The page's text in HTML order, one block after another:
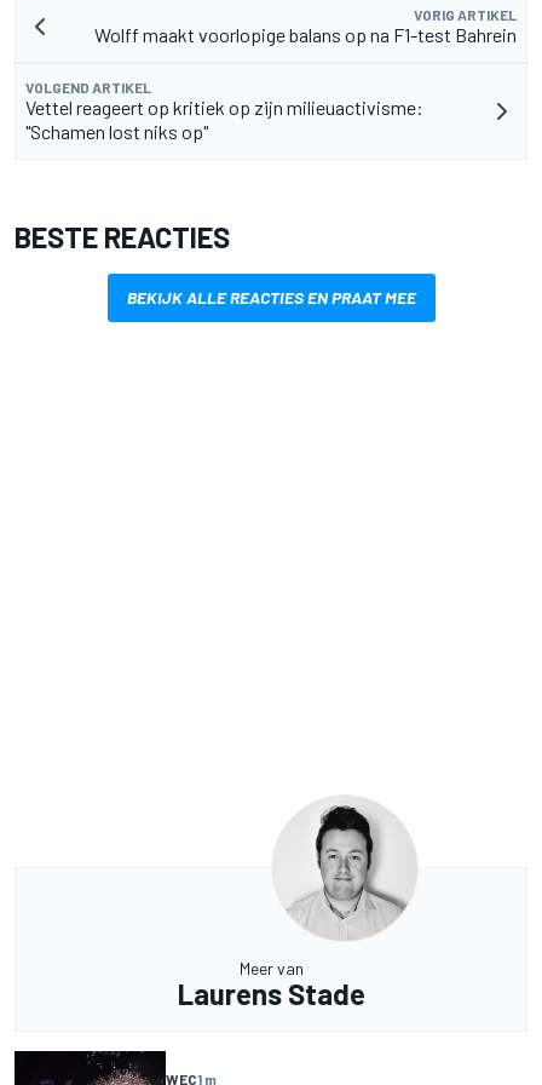
VORIG ARTIKEL
Wolff maakt voorlopige balans op na F1-test Bahrein
VOLGEND ARTIKEL
Vettel reageert op kritiek op zijn milieuactivisme:
"Schamen lost niks op"
BESTE REACTIES
BEKIJK ALLE REACTIES EN PRAAT MEE
Meer van
Laurens Stade
WEC1 m